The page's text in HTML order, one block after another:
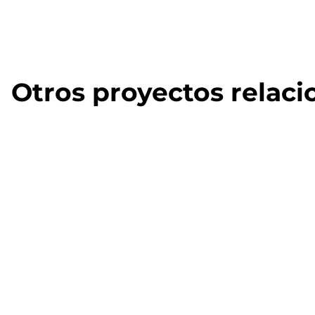
Otros proyectos